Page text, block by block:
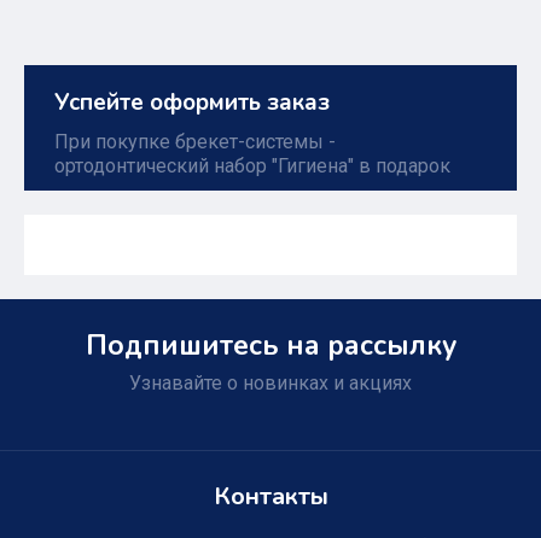
Успейте оформить заказ
При покупке брекет-системы -
ортодонтический набор "Гигиена" в подарок
Подпишитесь на рассылку
Узнавайте о новинках и акциях
Контакты